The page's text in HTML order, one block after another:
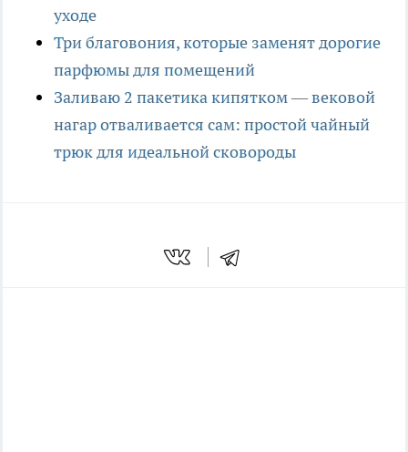
уходе
Три благовония, которые заменят дорогие
парфюмы для помещений
Заливаю 2 пакетика кипятком — вековой
нагар отваливается сам: простой чайный
трюк для идеальной сковороды